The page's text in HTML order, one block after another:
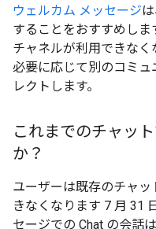
ウェルカム メッセージ
することをおすすめしま
チャネルが利用できな
必要に応じて別のコミ
レクトします。
これまでのチャッ
か？
ユーザーは既存のチャ
きなくなります 7 月 31
セージでの Chat の会話